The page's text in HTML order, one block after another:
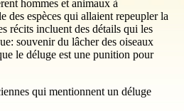
hommes et animaux à
des espèces qui allaient repeupler la
récits incluent des détails qui les
souvenir du lâcher des oiseaux
le déluge est une punition pour
qui mentionnent un déluge